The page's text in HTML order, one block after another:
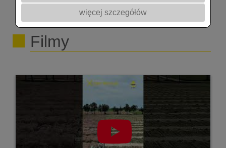
więcej szczegółów
Filmy